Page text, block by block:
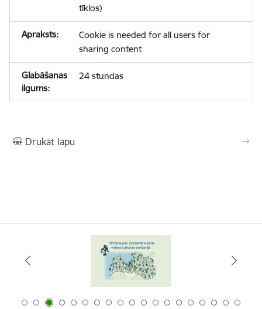
tīklos)
Cookie is needed for all users for
sharing content
24 stundas
Drukāt lapu